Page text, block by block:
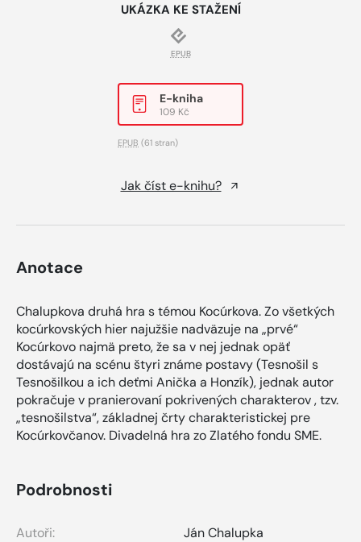
UKÁZKA KE STAŽENÍ
EPUB
E-kniha
109 Kč
EPUB (61 stran)
Jak číst e-knihu?
Anotace
Chalupkova druhá hra s témou Kocúrkova. Zo všetkých
kocúrkovských hier najužšie nadväzuje na „prvé“
Kocúrkovo najmä preto, že sa v nej jednak opäť
dostávajú na scénu štyri známe postavy (Tesnošil s
Tesnošilkou a ich deťmi Anička a Honzík), jednak autor
pokračuje v pranierovaní pokrivených charakterov , tzv.
„tesnošilstva“, základnej črty charakteristickej pre
Kocúrkovčanov. Divadelná hra zo Zlatého fondu SME.
Podrobnosti
Autoři:
Ján Chalupka